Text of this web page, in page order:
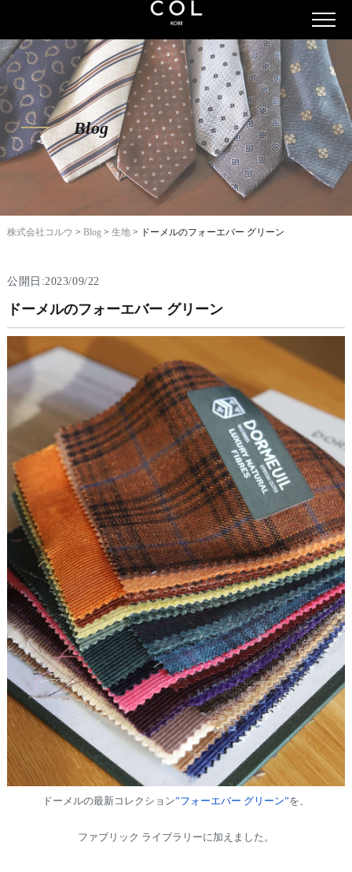
Blog
株式会社コルウ > Blog> 生地> ドーメルのフォーエバー グリーン
公開日:2023/09/22
ドーメルのフォーエバー グリーン
ドーメルの最新コレクション”フォーエバー グリーン”を、
ファブリック ライブラリーに加えました。